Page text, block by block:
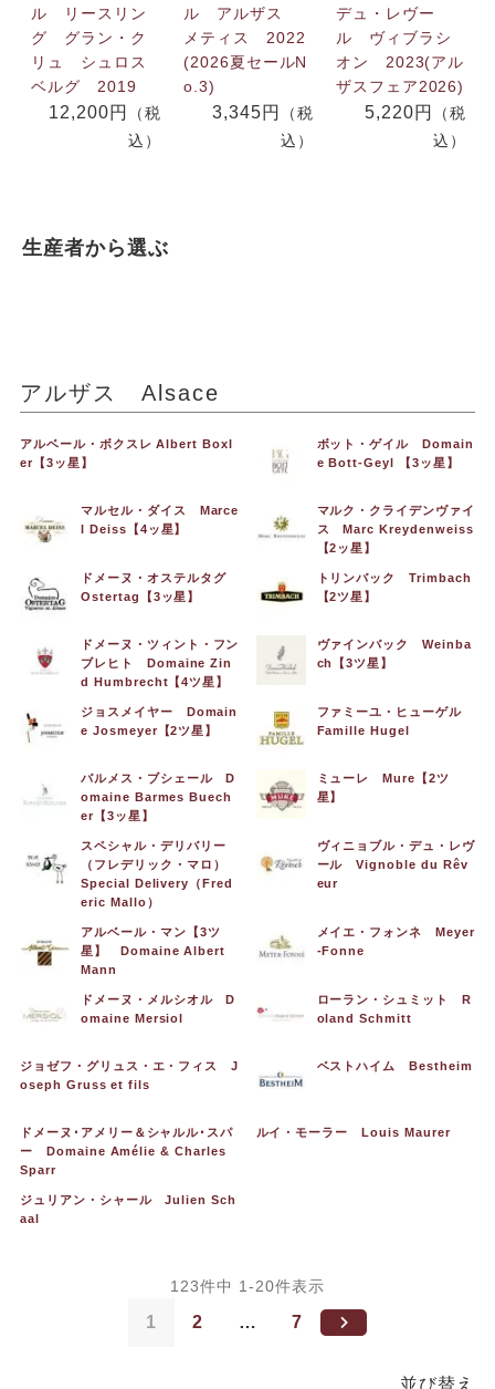
ル リースリン
グ グラン・ク
リュ シュロス
ベルグ 2019
12,200円
（税
込）
ル アルザス
メティス 2022
(2026夏セールN
o.3)
3,345円
（税
込）
デュ・レヴー
ル ヴィブラシ
オン 2023(アル
ザスフェア2026)
5,220円
（税
込）
生産者から選ぶ
アルザス Alsace
アルベール・ボクスレ Albert Boxl
er【3ッ星】
ボット・ゲイル Domain
e Bott-Geyl 【3ッ星】
マルセル・ダイス Marce
l Deiss【4ッ星】
マルク・クライデンヴァイ
ス Marc Kreydenweiss
【2ッ星】
ドメーヌ・オステルタグ
Ostertag【3ッ星】
トリンバック Trimbach
【2ツ星】
ドメーヌ・ツィント・フン
ブレヒト Domaine Zin
d Humbrecht【4ツ星】
ヴァインバック Weinba
ch【3ツ星】
ジョスメイヤー Domain
e Josmeyer【2ツ星】
ファミーユ・ヒューゲル
Famille Hugel
バルメス・ブシェール D
omaine Barmes Buech
er【3ッ星】
ミューレ Mure【2ツ
星】
スペシャル・デリバリー
（フレデリック・マロ）
Special Delivery（Fred
eric Mallo）
ヴィニョブル・デュ・レヴ
ール Vignoble du Rêv
eur
アルベール・マン【3ツ
星】 Domaine Albert
Mann
メイエ・フォンネ Meyer
-Fonne
ドメーヌ・メルシオル D
omaine Mersiol
ローラン・シュミット R
oland Schmitt
ジョゼフ・グリュス・エ・フィス J
oseph Gruss et fils
ベストハイム Bestheim
ドメーヌ･アメリー＆シャルル･スパ
ー Domaine Amélie & Charles
Sparr
ルイ・モーラー Louis Maurer
ジュリアン・シャール Julien Sch
aal
並び替え
123件中 1 -20件表示
1 2 … 7